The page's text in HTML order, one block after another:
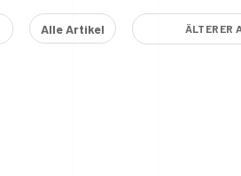
Alle Artikel ÄLTERER